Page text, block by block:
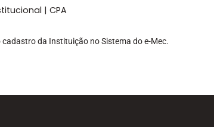
| CPA
cadastro da Instituição no Sistema do e-Mec.